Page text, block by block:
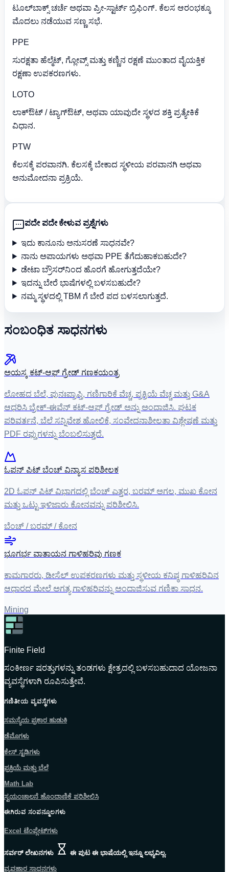
ಟೂಲ್‌ಬಾಕ್ಸ್ ಚರ್ಚೆ ಅಥವಾ ಪ್ರೀ-ಸ್ಟಾರ್ಟ್ ಬ್ರಿಫಿಂಗ್. ಕೆಲಸ ಆರಂಭಕ್ಕೂ
ಮೊದಲು ನಡೆಯುವ ಸಣ್ಣ ಸಭೆ.
PPE
ಸುರಕ್ಷತಾ ಹೆಲ್ಮೆಟ್, ಗ್ಲೋವ್ಸ್ ಮತ್ತು ಕಣ್ಣಿನ ರಕ್ಷಣೆ ಮುಂತಾದ ವೈಯಕ್ತಿಕ
ರಕ್ಷಣಾ ಉಪಕರಣಗಳು.
LOTO
ಲಾಕ್‌ಔಟ್ / ಟ್ಯಾಗ್‌ಔಟ್, ಅಥವಾ ಯಾವುದೇ ಸ್ಥಳದ ಶಕ್ತಿ ಪ್ರತ್ಯೇಕಿಕೆ
ವಿಧಾನ.
PTW
ಕೆಲಸಕ್ಕೆ ಪರವಾನಗಿ. ಕೆಲಸಕ್ಕೆ ಬೇಕಾದ ಸ್ಥಳೀಯ ಪರವಾನಗಿ ಅಥವಾ
ಅನುಮೋದನಾ ಪ್ರಕ್ರಿಯೆ.
ಪದೇ ಪದೇ ಕೇಳುವ ಪ್ರಶ್ನೆಗಳು
ಇದು ಕಾನೂನು ಅನುಸರಣೆ ಸಾಧನವೇ?
ನಾನು ಅಪಾಯಗಳು ಅಥವಾ PPE ತೆಗೆದುಹಾಕಬಹುದೇ?
ಡೇಟಾ ಬ್ರೌಸರ್‌ನಿಂದ ಹೊರಗೆ ಹೋಗುತ್ತದೆಯೇ?
ಇದನ್ನು ಬೇರೆ ಭಾಷೆಗಳಲ್ಲಿ ಬಳಸಬಹುದೇ?
ನಮ್ಮ ಸ್ಥಳದಲ್ಲಿ TBM ಗೆ ಬೇರೆ ಪದ ಬಳಸಲಾಗುತ್ತದೆ.
ಸಂಬಂಧಿತ ಸಾಧನಗಳು
ಅಯಸ್ಕ ಕಟ್-ಆಫ್ ಗ್ರೇಡ್ ಗಣಕಯಂತ್ರ
ಲೋಹದ ಬೆಲೆ, ಪುನಃಪ್ರಾಪ್ತಿ, ಗಣಿಗಾರಿಕೆ ವೆಚ್ಚ, ಪ್ರಕ್ರಿಯೆ ವೆಚ್ಚ ಮತ್ತು G&A
ಆಧರಿಸಿ ಬ್ರೇಕ್-ಈವೆನ್ ಕಟ್-ಆಫ್ ಗ್ರೇಡ್ ಅನ್ನು ಅಂದಾಜಿಸಿ. ಘಟಕ
ಪರಿವರ್ತನೆ, ಬೆಲೆ ಸನ್ನಿವೇಶ ಹೋಲಿಕೆ, ಸಂವೇದನಾಶೀಲತಾ ವಿಶ್ಲೇಷಣೆ ಮತ್ತು
PDF ರಫ್ತುಗಳನ್ನು ಬೆಂಬಲಿಸುತ್ತದೆ.
ಓಪನ್ ಪಿಟ್ ಬೆಂಚ್ ವಿನ್ಯಾಸ ಪರಿಶೀಲಕ
2D ಓಪನ್ ಪಿಟ್ ವಿಭಾಗದಲ್ಲಿ ಬೆಂಚ್ ಎತ್ತರ, ಬರಮ್ ಅಗಲ, ಮುಖ ಕೋನ
ಮತ್ತು ಒಟ್ಟು ಇಳಿಜಾರು ಕೋನವನ್ನು ಪರಿಶೀಲಿಸಿ.
ಬೆಂಚ್ / ಬರಮ್ / ಕೋನ
ಭೂಗರ್ಭ ವಾತಾಯನ ಗಾಳಿಹರಿವು ಗಣಕ
ಕಾಮಗಾರರು, ಡೀಸೆಲ್ ಉಪಕರಣಗಳು ಮತ್ತು ಸ್ಥಳೀಯ ಕನಿಷ್ಠ ಗಾಳಿಹರಿವಿನ
ಆಧಾರದ ಮೇಲೆ ಅಗತ್ಯ ಗಾಳಿಹರಿವನ್ನು ಅಂದಾಜಿಸುವ ಗಣಿಕಾ ಸಾಧನ.
Mining
Finite Field
ಸಂಕೀರ್ಣ ಷರತ್ತುಗಳನ್ನು ತಂಡಗಳು ಕ್ಷೇತ್ರದಲ್ಲಿ ಬಳಸಬಹುದಾದ ಯೋಜನಾ
ವ್ಯವಸ್ಥೆಗಳಾಗಿ ರೂಪಿಸುತ್ತೇವೆ.
ಗಣಿತೀಯ ವ್ಯವಸ್ಥೆಗಳು
ಸಮಸ್ಯೆಯ ಪ್ರಕಾರ ಹುಡುಕಿ
ಡೆಮೊಗಳು
ಕೇಸ್ ಸ್ಟಡಿಗಳು
ಪ್ರಕ್ರಿಯೆ ಮತ್ತು ಬೆಲೆ
Math Lab
ಸ್ವಯಂಚಾಲನೆ ಹೊಂದಾಣಿಕೆ ಪರಿಶೀಲಿಸಿ
ಈಗಿರುವ ಸಂಪನ್ಮೂಲಗಳು
Excel ಟೆಂಪ್ಲೇಟ್‌ಗಳು
ಸರ್ವರ್ ಲೇಖನಗಳು ಈ ಪುಟ ಈ ಭಾಷೆಯಲ್ಲಿ ಇನ್ನೂ ಲಭ್ಯವಿಲ್ಲ.
ವ್ಯವಹಾರ ಸಾಧನಗಳು